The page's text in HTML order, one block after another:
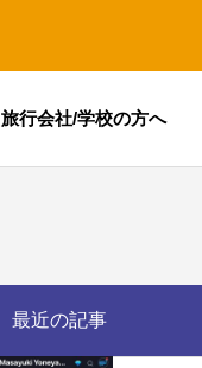
旅行会社/学校の方へ
最近の記事